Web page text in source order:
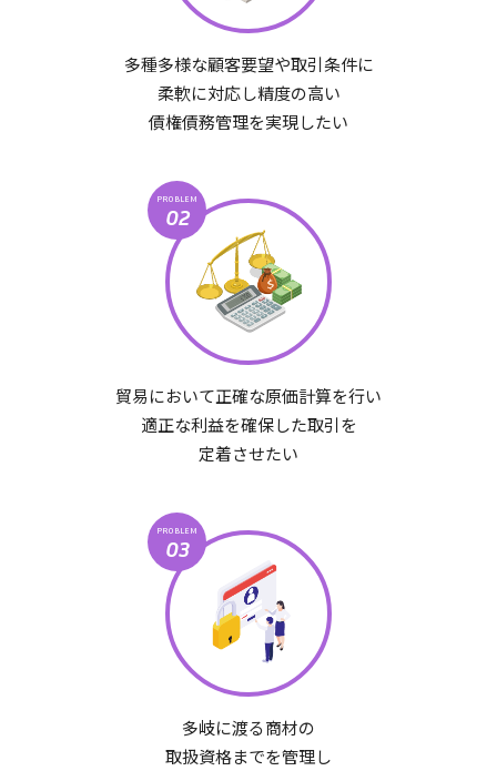
多種多様な顧客要望や取引条件に
柔軟に対応し精度の高い
債権債務管理を実現したい
PROBLEM
02
貿易において正確な原価計算を行い
適正な利益を確保した取引を
定着させたい
PROBLEM
03
多岐に渡る商材の
取扱資格までを管理し